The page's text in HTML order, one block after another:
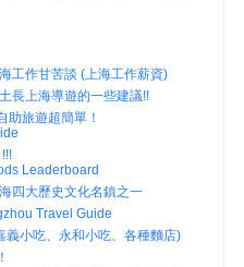
工作甘苦談 (上海工作薪資)
長上海導遊的一些建議!!
助旅遊超簡單！
Leaderboard
四大歷史文化名鎮之一
Travel Guide
義小吃、永和小吃、各種麵店)